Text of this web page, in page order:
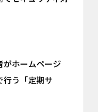
がホームページ
行う「定期サ